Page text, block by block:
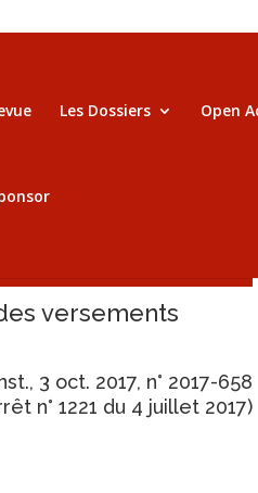
Les Dossiers Open
versements
3 oct. 2017, n° 2017-658
n° 1221 du 4 juillet 2017)